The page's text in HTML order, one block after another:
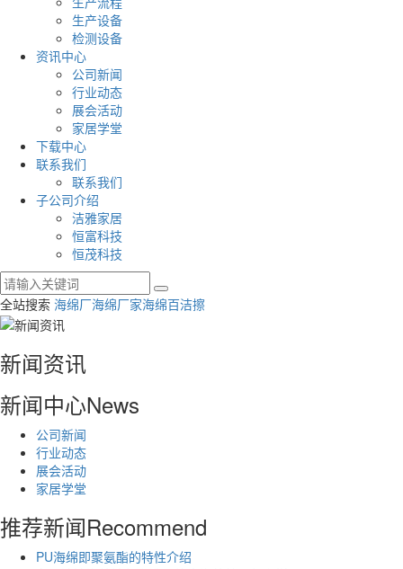
生产设备
检测设备
资讯中心
公司新闻
行业动态
展会活动
家居学堂
下载中心
联系我们
联系我们
子公司介绍
洁雅家居
恒富科技
恒茂科技
全站搜索 海绵厂海绵厂家海绵百洁擦
新闻资讯
新闻中心News
公司新闻
行业动态
展会活动
家居学堂
推荐新闻Recommend
PU海绵即聚氨酯的特性介绍